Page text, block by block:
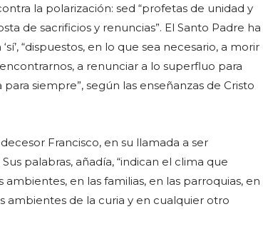
la polarización: sed “profetas de unidad y
de sacrificios y renuncias”. El Santo Padre ha
“dispuestos, en lo que sea necesario, a morir
a renunciar a lo superfluo para
siempre”, según las enseñanzas de Cristo
Francisco, en su llamada a ser
palabras, añadía, “indican el clima que
en las familias, en las parroquias, en
ambientes de la curia y en cualquier otro